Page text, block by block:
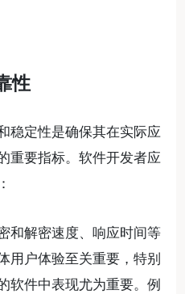
性
稳定性是确保其在实际应
重要指标。软件开发者应
和解密速度、响应时间等
用户体验至关重要，特别
软件中表现尤为重要。例